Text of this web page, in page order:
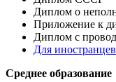
Диплом о
Приложение к
Диплом с
Для иностранцев
Среднее образование